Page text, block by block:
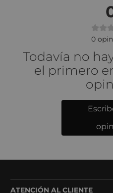
0
Todavía no
el primero
ATENCIÓN AL CLIENTE